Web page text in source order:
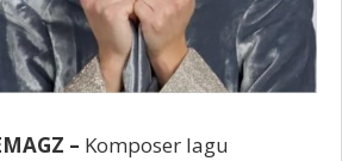
– Komposer lagu